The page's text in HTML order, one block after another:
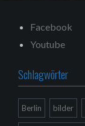
Facebook
Youtube
Schlagwörter
Berlin bilder